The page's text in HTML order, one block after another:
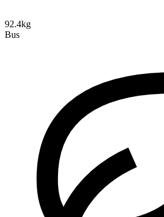
92.4kg
Bus